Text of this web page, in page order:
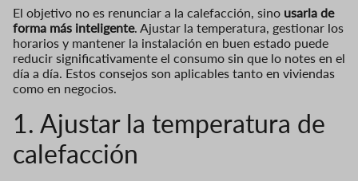
El objetivo no es renunciar a la calefacción, sino usarla de
forma más inteligente. Ajustar la temperatura, gestionar los
horarios y mantener la instalación en buen estado puede
reducir significativamente el consumo sin que lo notes en el
día a día. Estos consejos son aplicables tanto en viviendas
como en negocios.
1. Ajustar la temperatura de
calefacción